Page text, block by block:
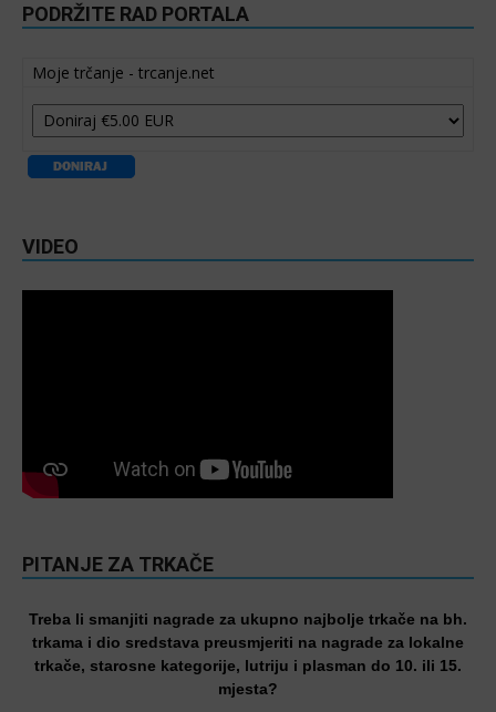
PODRŽITE RAD PORTALA
Moje trčanje - trcanje.net
VIDEO
PITANJE ZA TRKAČE
Treba li smanjiti nagrade za ukupno najbolje trkače na bh.
trkama i dio sredstava preusmjeriti na nagrade za lokalne
trkače, starosne kategorije, lutriju i plasman do 10. ili 15.
mjesta?